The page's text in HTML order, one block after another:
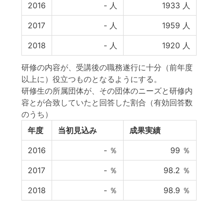
2016 - 人 1933 人
2017 - 人 1959 人
2018 - 人 1920 人
研修の内容が、受講後の職務遂行に十分（前年度
以上に）役立つものとなるようにする。
研修生の所属団体が、その団体のニーズと研修内
容とが合致していたと回答した割合（有効回答数
のうち）
年度
当初見込み 成果実績
2016 - ％ 99 ％
2017 - ％ 98.2 ％
2018 - ％ 98.9 ％